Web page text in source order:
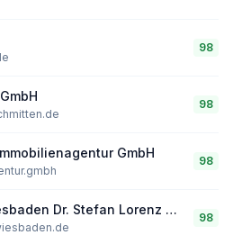
98
98
GmbH
98
Ihre Zahnärzte in Wiesbaden Dr. Stefan Lorenz & Kollegen
98